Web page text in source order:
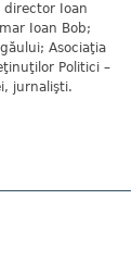
director Ioan
Ioan Bob;
Asociaţia
Politici –
jurnalişti.